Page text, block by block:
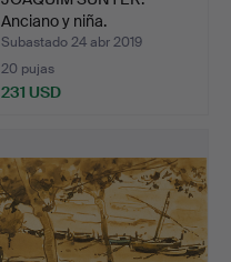
Anciano y niña.
Subastado 24 abr 2019
20 pujas
231 USD